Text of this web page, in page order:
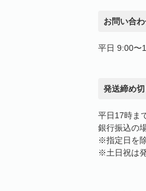
お問い合
平日 9:00〜
発送締め切
平日17時ま
銀行振込の
※指定日を
※土日祝は